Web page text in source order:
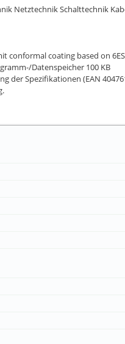
Netztechnik Schalttechnik
conformal coating based on
Datenspeicher 100 KB
der Spezifikationen (EAN